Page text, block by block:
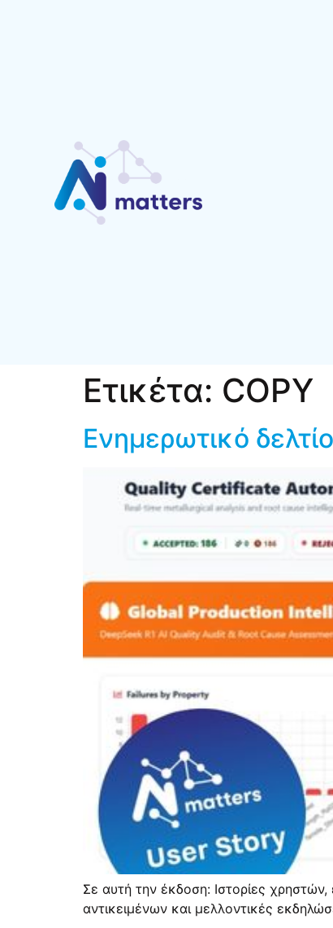
Ετικέτα: COPY
Ενημερωτικό
Σε αυτή την έκδοση: Ιστορίες
αντικειμένων και μελλοντικές